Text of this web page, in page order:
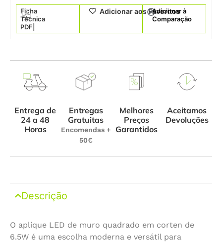
Ficha
Técnica
PDF|
Adicionar aos Favoritos
Adicionar à
Comparação
Entrega de
24 a 48
Horas
Entregas
Gratuitas
Encomendas +
50€
Melhores
Preços
Garantidos
Aceitamos
Devoluções
Descrição
O aplique LED de muro quadrado em corten de
6.5W é uma escolha moderna e versátil para